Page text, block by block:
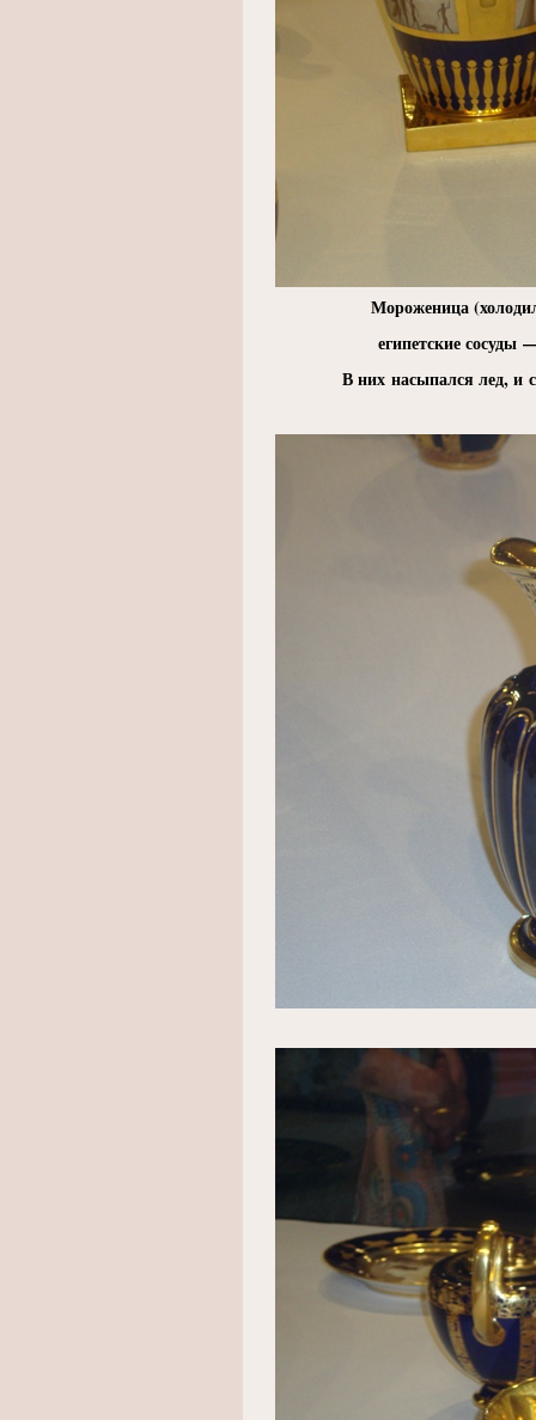
Мороженица(
египетские сосуды
В них насыпался лед, и